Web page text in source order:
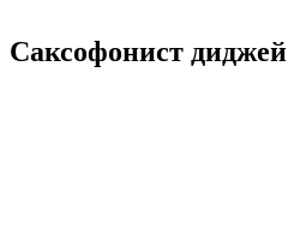
Саксофонист диджей